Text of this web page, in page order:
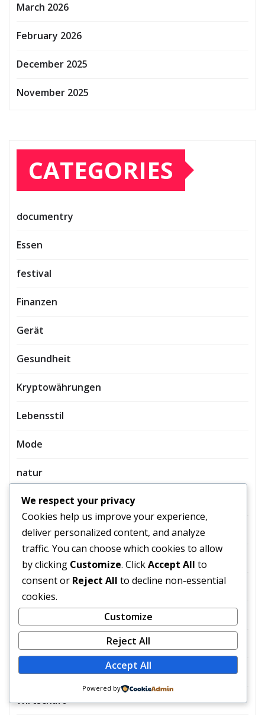
March 2026
February 2026
December 2025
November 2025
CATEGORIES
documentry
Essen
festival
Finanzen
Gerät
Gesundheit
Kryptowährungen
Lebensstil
Mode
natur
SaaS
SPIELE
sport
Technik
Unterhaltung
Wirtschaft
We respect your privacy
Cookies help us improve your experience,
deliver personalized content, and analyze
traffic. You can choose which cookies to allow
by clicking Customize. ClickAccept All to
consent or Reject All to decline non-essential
cookies.
Customize
Reject All
Accept All
Powered by